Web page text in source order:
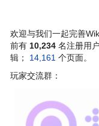
欢迎与我们一起完善
前有 10,234 名注册用
辑； 14,161 个页面。
玩家交流群：